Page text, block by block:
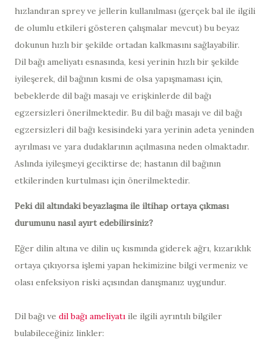
hızlandıran sprey ve jellerin kullanılması (gerçek bal ile ilgili
de olumlu etkileri gösteren çalışmalar mevcut) bu beyaz
dokunun hızlı bir şekilde ortadan kalkmasını sağlayabilir.
Dil bağı ameliyatı esnasında, kesi yerinin hızlı bir şekilde
iyileşerek, dil bağının kısmi de olsa yapışmaması için,
bebeklerde dil bağı masajı ve erişkinlerde dil bağı
egzersizleri önerilmektedir. Bu dil bağı masajı ve dil bağı
egzersizleri dil bağı kesisindeki yara yerinin adeta yeninden
ayrılması ve yara dudaklarının açılmasına neden olmaktadır.
Aslında iyileşmeyi geciktirse de; hastanın dil bağının
etkilerinden kurtulması için önerilmektedir.
Peki dil altındaki beyazlaşma ile iltihap ortaya çıkması
durumunu nasıl ayırt edebilirsiniz?
Eğer dilin altına ve dilin uç kısmında giderek ağrı, kızarıklık
ortaya çıkıyorsa işlemi yapan hekimizine bilgi vermeniz ve
olası enfeksiyon riski açısından danışmanız uygundur.
Dil bağı ve dil bağı ameliyatı ile ilgili ayrıntılı bilgiler
bulabileceğiniz linkler: